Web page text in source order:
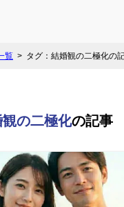
覧 タグ：結婚観の二極化の
の二極化の記事